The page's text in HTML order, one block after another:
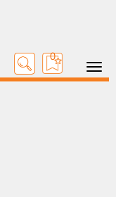
Toggle
0